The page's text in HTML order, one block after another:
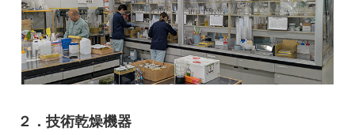
２．技術乾燥機器